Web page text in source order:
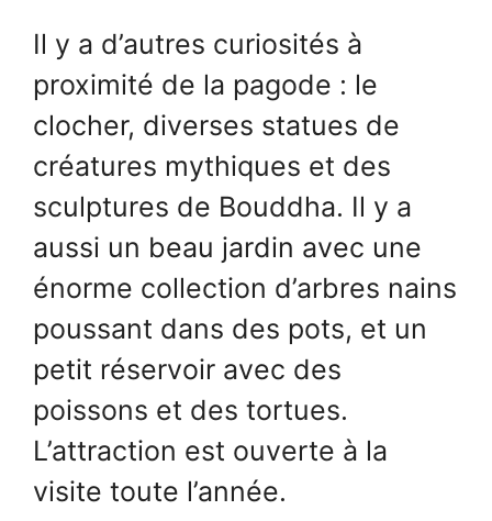
Il y a d’autres curiosités à
proximité de la pagode : le
clocher, diverses statues de
créatures mythiques et des
sculptures de Bouddha. Il y a
aussi un beau jardin avec une
énorme collection d’arbres nains
poussant dans des pots, et un
petit réservoir avec des
poissons et des tortues.
L’attraction est ouverte à la
visite toute l’année.